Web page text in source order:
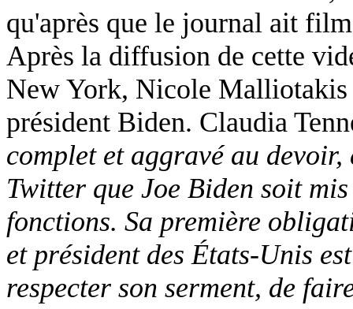
qu'après que le journal ait
Après la diffusion de cette
New York, Nicole Malliotakis
président Biden. Claudia
complet et aggravé au
Twitter que Joe Biden soit
fonctions. Sa première
et président des États-Unis
respecter son serment, de